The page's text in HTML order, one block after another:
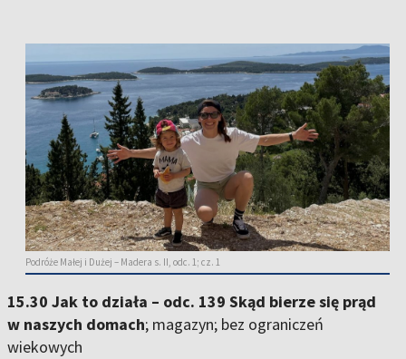
Podróże Małej i Dużej – Madera s. II, odc. 1; cz. 1
15.30 Jak to działa – odc. 139 Skąd bierze się prąd
w naszych domach; magazyn; bez ograniczeń
wiekowych